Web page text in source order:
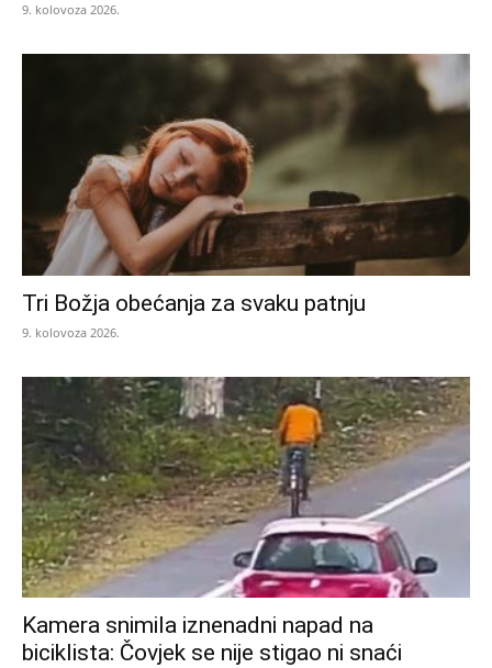
9. kolovoza 2026.
Tri Božja obećanja za svaku patnju
9. kolovoza 2026.
Kamera snimila iznenadni napad na
biciklista: Čovjek se nije stigao ni snaći